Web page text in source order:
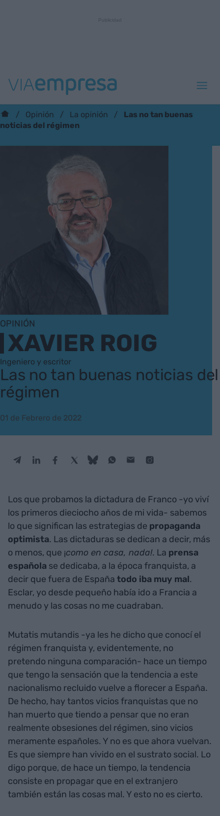
Opinión La opinión
Las no tan buenas
noticias del régimen
OPINIÓN
XAVIER ROIG
Ingeniero y escritor
Las no tan buenas noticias del
régimen
01 de Febrero de 2022
Los que probamos la dictadura de Franco -yo viví
los primeros dieciocho años de mi vida- sabemos
lo que significan las estrategias de propaganda
optimista. Las dictaduras se dedican a decir, más
o menos, que ¡como en casa, nada!. La prensa
española se dedicaba, a la época franquista, a
decir que fuera de España todo iba muy mal.
Esclar, yo desde pequeño había ido a Francia a
menudo y las cosas no me cuadraban.
Mutatis mutandis -ya les he dicho que conocí el
régimen franquista y, evidentemente, no
pretendo ninguna comparación- hace un tiempo
que tengo la sensación que la tendencia a este
nacionalismo recluido vuelve a florecer a España.
De hecho, hay tantos vicios franquistas que no
han muerto que tiendo a pensar que no eran
realmente obsesiones del régimen, sino vicios
meramente españoles. Y no es que ahora vuelvan.
Es que siempre han vivido en el sustrato social. Lo
digo porque, de hace un tiempo, la tendencia
consiste en propagar que en el extranjero
también están las cosas mal. Y esto no es cierto.